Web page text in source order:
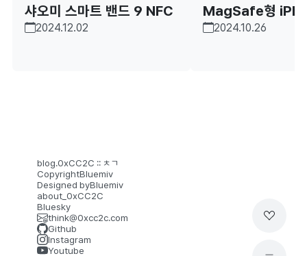
샤오미 스마트 밴드 9 NFC
2024.12.02
MagSafe형
ro 투명 케이스
2024.10.26
blog.0xCC2C :: ㅊㄱ​
CopyrightBluemiv
Designed byBluemiv
about_0xCC2C
Bluesky
think@0xcc2c.com
Github
Instagram
Youtube